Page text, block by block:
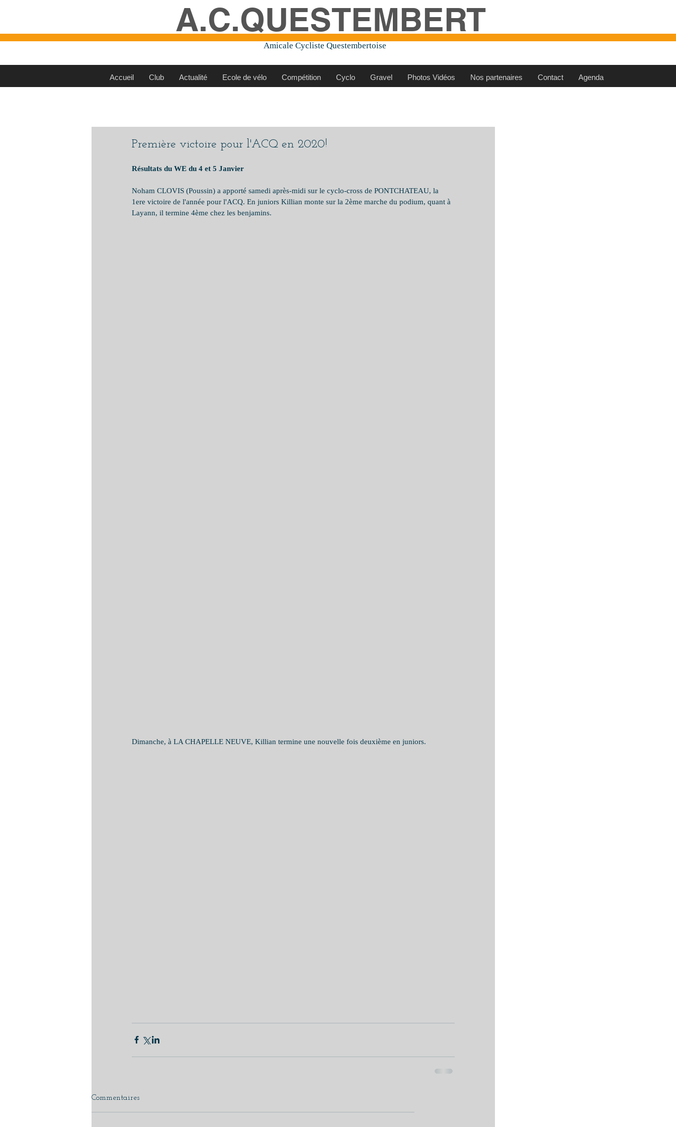
A.C.QUESTEMBERT
Amicale Cycliste Questembertoise
Accueil Club Actualité Ecole de vélo Compétition Cyclo Gravel Photos Vidéos Nos partenaires Contact Agenda
Première victoire pour l'ACQ en 2020!
Résultats du WE du 4 et 5 Janvier
Noham CLOVIS (Poussin) a apporté samedi après-midi sur le cyclo-cross de PONTCHATEAU, la
1ere victoire de l'année pour l'ACQ. En juniors Killian monte sur la 2ème marche du podium, quant à
Layann, il termine 4ème chez les benjamins.
Dimanche, à LA CHAPELLE NEUVE, Killian termine une nouvelle fois deuxième en juniors.
Commentaires